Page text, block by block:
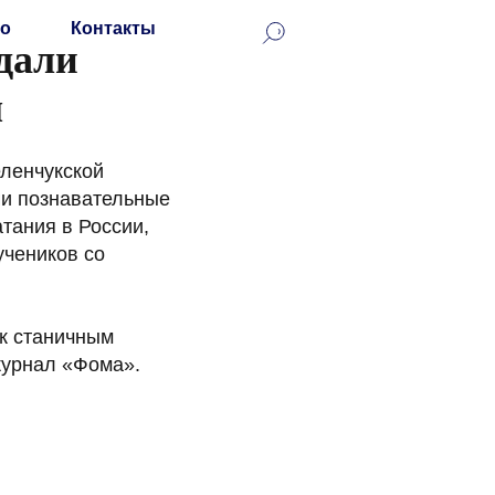
Контакты
познавательные
в России,
со
станичным
«Фома».